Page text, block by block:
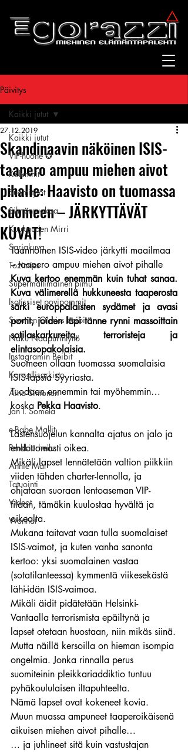
Päivitys
Kaikki jutut
VIP-huone ✪
Kolumnit
Suomitytöt
Silmänruokaa
Kuukauden Mirri
Sarjakuva
Tozimies
Supermallimainen pimu
Isotissiset povipommit
Suomen Q'miss beibit
Naku Naapurintyttö
Instagramin Beibit
Kansallisarkisto
Aina Simonen
Jan I. Somela
e-Babe Mallit
Penkkiurheilu
Annie Mål
Tatuointi
Videot
Wanhat
Kaikki jutut
Skandinaavin näköinen ISIS-
taapero ampuu miehen aivot
pihalle: Haavisto on tuomassa
Suomeen – JÄRKYTTÄVÄT
KUVAT!
27.12.2019
Taannoinen ISIS-video järkytti maailmaa
– taapero ampuu miehen aivot pihalle
Kuva kertoo enemmän kuin tuhat sanaa.
Kuva välimerellä hukkuneesta taaperosta
särki europpalaisten sydämet ja avasi
portit, joiden läpi tänne rynni massoittain
sotilaskarkureita, terroristeja ja
elintasopakolaisia.
Suomeen ollaan tuomassa suomalaisia
ISIS-lapsia Syyriasta.
Tuodaan ennemmin tai myöhemmin…
koska Pekka Haavisto.
Lastensuojelun kannalta ajatus on jalo ja
ehdottomasti oikea.
Mikäli lapset lennätetään valtion piikkiin
viiden tähden charter-lennolla, ja
ohjataan suoraan lentoaseman VIP-
tilaan, tämäkin kuulostaa hyvältä ja
oikealta.
Mukana taitavat vaan tulla suomalaiset
ISIS-vaimot, ja kuten vanha sanonta
kertoo: yksi suomalainen vastaa
(sotatilanteessa) kymmentä viikesekästä
lähi-idän ISIS-vaimoa.
Mikäli äidit pidätetään Helsinki-
Vantaalla terrorismista epäiltynä ja
lapset otetaan huostaan, niin mikäs siinä.
Mutta näillä kersoilla on hieman isompia
ongelmia. Jonka rinnalla perus
suomiteinin pleikkariaddiktio tuntuu
pyhäkoululaisen iltapuhteelta.
Nämä lapset ovat kokeneet kovia.
Muun muassa ampuneet taaperoikäisenä
aikuisen miehen aivot pihalle…
… ja juhlineet sitä kuin vastustajan